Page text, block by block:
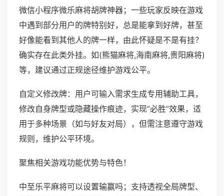
微信小程序微乐麻将胡牌神器；一些玩家反映在游戏
中遇到部分用户的牌特别好，总是能拿到好牌，甚至
好像能看到其他人的牌一样，由此怀疑是不是有挂？
确实存在此类外挂。如(熊猫麻将,海南麻将,贵阳麻将)
等，建议通过正规途径维护游戏公平。
自定义修改牌：用户可输入需求生成专用辅助工具，
修改自身牌型或隐藏操作痕迹，实现“必胜”效果，适
用于多种场景（如与好友对局），但需注意遵守游戏
规则，维护公平环境。
聚焦相关游戏功能优势与特色！
中至乐平麻将可以设置输赢吗；支持透视全局牌型、